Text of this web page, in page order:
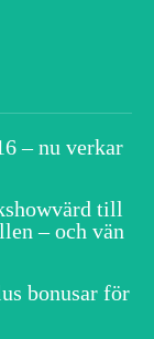
– nu verkar
till
– och vän
bonusar för